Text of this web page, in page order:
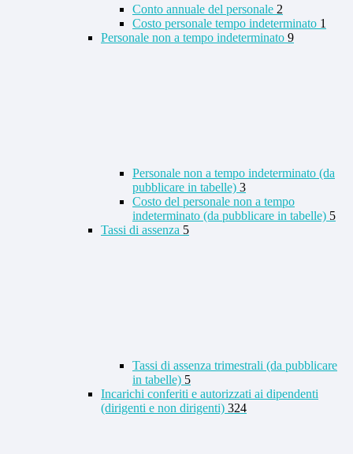
Conto annuale del personale 2
Costo personale tempo indeterminato 1
Personale non a tempo indeterminato 9
Personale non a tempo indeterminato (da
pubblicare in tabelle) 3
Costo del personale non a tempo
indeterminato (da pubblicare in tabelle) 5
Tassi di assenza 5
Tassi di assenza trimestrali (da pubblicare
in tabelle) 5
Incarichi conferiti e autorizzati ai dipendenti
(dirigenti e non dirigenti) 324